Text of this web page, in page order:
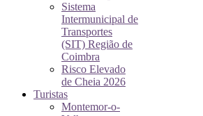
Sistema
Intermunicipal de
Transportes
(SIT) Região de
Coimbra
Risco Elevado
de Cheia 2026
Turistas
Montemor-o-